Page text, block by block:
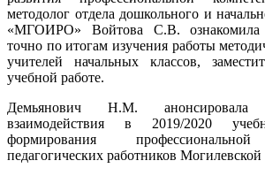
методолог отдела дошкольного и
«МГОИРО» Войтова С.В. ознакомила
точно по итогам изучения работы
учителей начальных классов,
учебной работе.
Демьянович Н.М. анонсировала
взаимодействия в 2019/2020
формирования профессиональной
педагогических работников Могилевской